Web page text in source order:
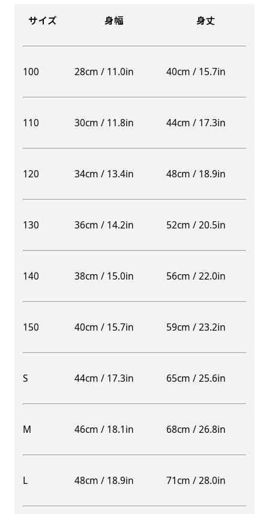
サイズ 身幅 身丈
100 28cm / 11.0in 40cm / 15.7in
110 30cm / 11.8in 44cm / 17.3in
120 34cm / 13.4in 48cm / 18.9in
130 36cm / 14.2in 52cm / 20.5in
140 38cm / 15.0in 56cm / 22.0in
150 40cm / 15.7in 59cm / 23.2in
S 44cm / 17.3in 65cm / 25.6in
M 46cm / 18.1in 68cm / 26.8in
L 48cm / 18.9in 71cm / 28.0in